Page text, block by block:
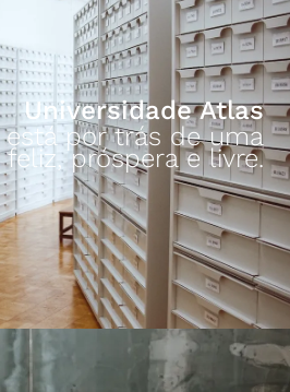
Universidade Atlas
está por trás de uma
feliz, próspera e livre.